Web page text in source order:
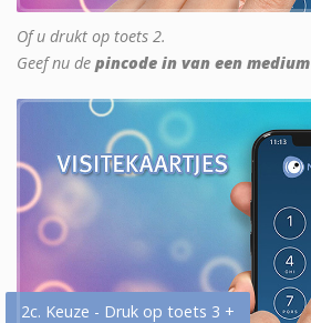
Of u drukt op toets 2.
Geef nu de pincode in van een medium
2c. Keuze - Druk op toets 3 +